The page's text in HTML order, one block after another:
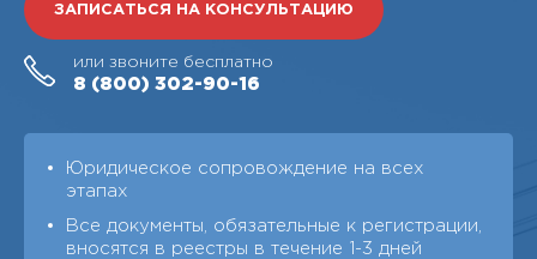
ЗАПИСАТЬСЯ НА КОНСУЛЬТАЦИЮ
или звоните бесплатно
8 (800) 302-90-16
Юридическое сопровождение на всех
этапах
Все документы, обязательные к регистрации,
вносятся в реестры в течение 1-3 дней